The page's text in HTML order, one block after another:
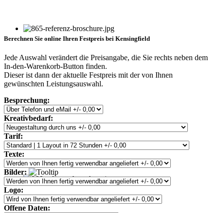
Berechnen Sie online Ihren Festpreis bei Kensingfield
Jede Auswahl verändert die Preisangabe, die Sie rechts neben dem
In-den-Warenkorb-Button finden.
Dieser ist dann der aktuelle Festpreis mit der von Ihnen
gewünschten Leistungsauswahl.
Besprechung:
Kreativbedarf:
Tarif:
Texte:
Bilder:
Logo:
Offene Daten: